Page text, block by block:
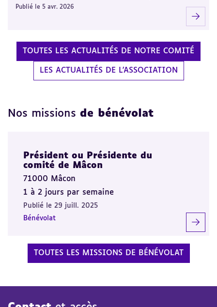
Publié le 5 avr. 2026
TOUTES LES ACTUALITÉS DE NOTRE COMITÉ
LES ACTUALITÉS DE L'ASSOCIATION
Nos missions de bénévolat
Président ou Présidente du
comité de Mâcon
71000 Mâcon
1 à 2 jours par semaine
Publié le 29 juill. 2025
Bénévolat
TOUTES LES MISSIONS DE BÉNÉVOLAT